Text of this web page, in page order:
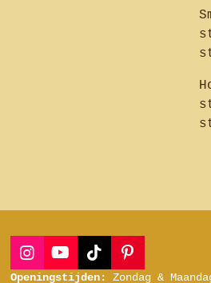
I
n
Y
o
T
i
P
i
Openingstijden: Zondag &